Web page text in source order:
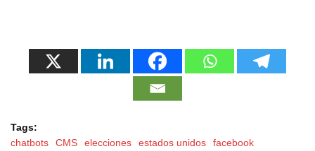
Tags:
chatbots
CMS elecciones estados unidos
facebook